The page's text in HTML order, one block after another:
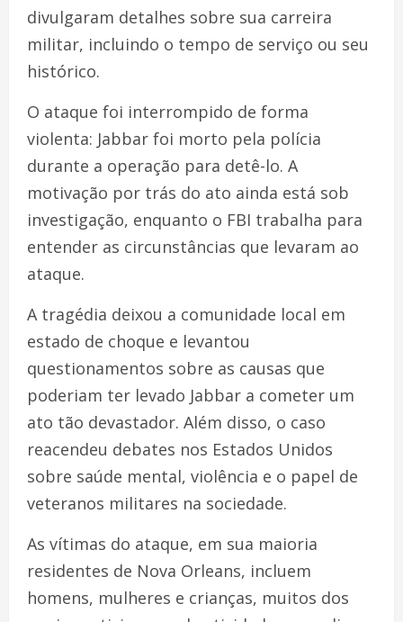
divulgaram detalhes sobre sua carreira
militar, incluindo o tempo de serviço ou seu
histórico.
O ataque foi interrompido de forma
violenta: Jabbar foi morto pela polícia
durante a operação para detê-lo. A
motivação por trás do ato ainda está sob
investigação, enquanto o FBI trabalha para
entender as circunstâncias que levaram ao
ataque.
A tragédia deixou a comunidade local em
estado de choque e levantou
questionamentos sobre as causas que
poderiam ter levado Jabbar a cometer um
ato tão devastador. Além disso, o caso
reacendeu debates nos Estados Unidos
sobre saúde mental, violência e o papel de
veteranos militares na sociedade.
As vítimas do ataque, em sua maioria
residentes de Nova Orleans, incluem
homens, mulheres e crianças, muitos dos